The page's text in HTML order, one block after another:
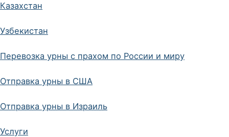
Казахстан
Узбекистан
Перевозка урны с прахом по России и миру
Отправка урны в США
Отправка урны в Израиль
Услуги